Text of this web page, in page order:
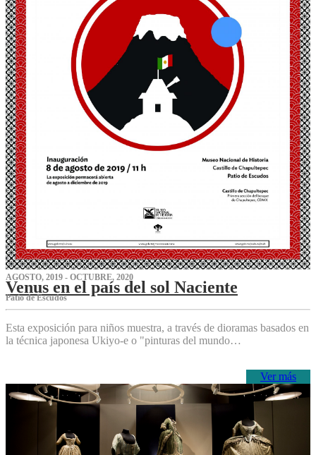
AGOSTO, 2019 - OCTUBRE, 2020
Venus en el país del sol Naciente
P‌atio de Escudos
Esta exposición para niños muestra, a través de dioramas basados en
la técnica japonesa Ukiyo-e o "pinturas del mundo…
Ver más